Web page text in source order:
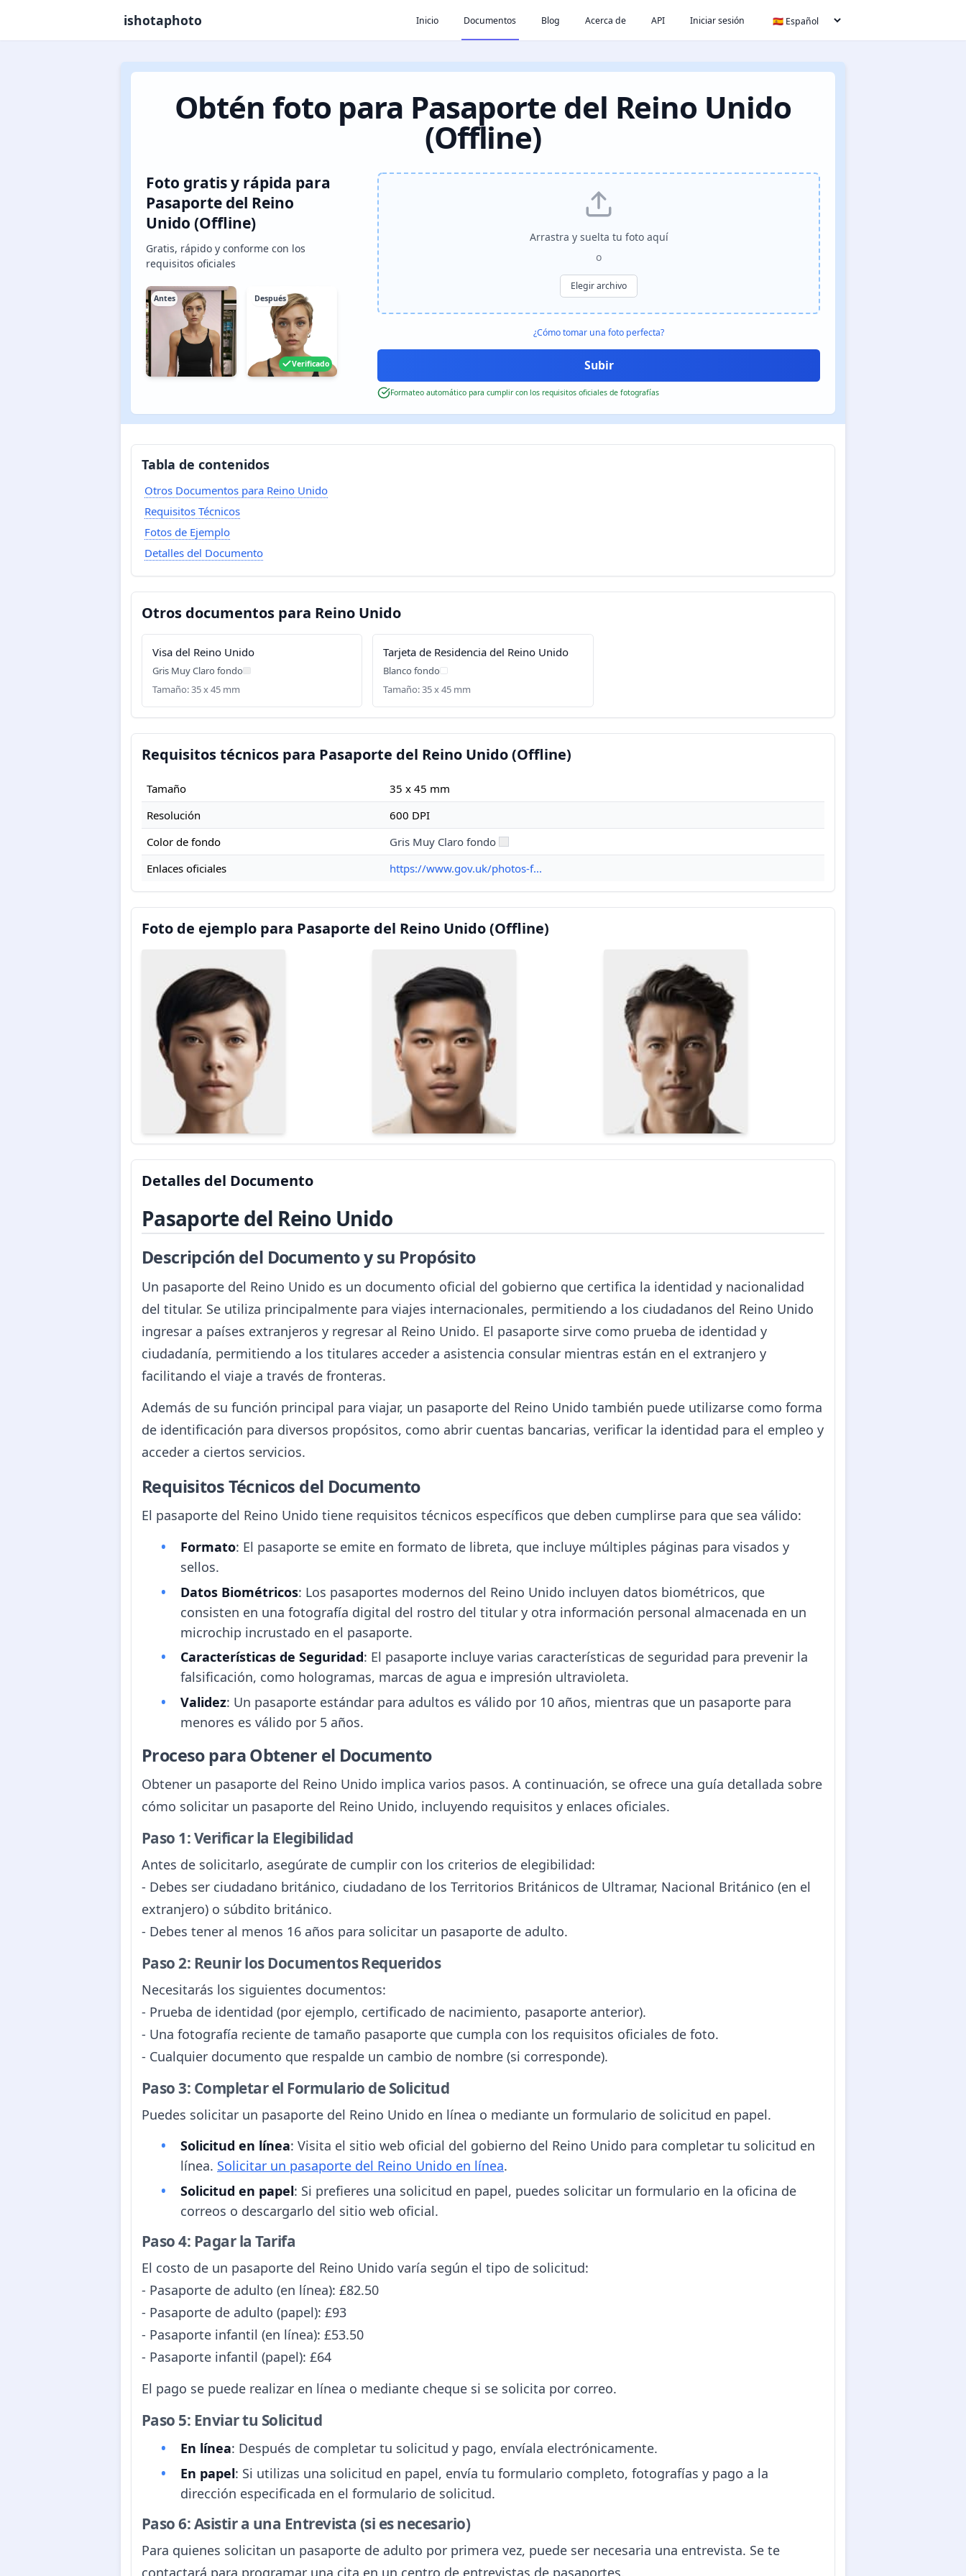
ishotaphoto Inicio Documentos Blog Acerca de API Iniciar sesión
Obtén foto para Pasaporte del Reino Unido
(Offline)
Foto gratis y rápida para
Pasaporte del Reino
Unido (Offline)
Gratis, rápido y conforme con los
requisitos oficiales
Antes Después
Verificado
Arrastra y suelta tu foto aquí
o
Elegir archivo
¿Cómo tomar una foto perfecta?
Formateo automático para cumplir con los requisitos oficiales de fotografías
Tabla de contenidos
Otros Documentos para Reino Unido
Requisitos Técnicos
Fotos de Ejemplo
Detalles del Documento
Otros documentos para Reino Unido
Visa del Reino Unido
Gris Muy Claro fondo
Tamaño: 35 x 45 mm
Tarjeta de Residencia del Reino Unido
Blanco fondo
Tamaño: 35 x 45 mm
Requisitos técnicos para Pasaporte del Reino Unido (Offline)
Tamaño
35 x 45 mm
Resolución
600 DPI
Color de fondo
Gris Muy Claro fondo
Enlaces oficiales
https://www.gov.uk/photos-f...
Foto de ejemplo para Pasaporte del Reino Unido (Offline)
Detalles del Documento
Pasaporte del Reino Unido
Descripción del Documento y su Propósito
Un pasaporte del Reino Unido es un documento oficial del gobierno que certifica la identidad y nacionalidad
del titular. Se utiliza principalmente para viajes internacionales, permitiendo a los ciudadanos del Reino Unido
ingresar a países extranjeros y regresar al Reino Unido. El pasaporte sirve como prueba de identidad y
ciudadanía, permitiendo a los titulares acceder a asistencia consular mientras están en el extranjero y
facilitando el viaje a través de fronteras.
Además de su función principal para viajar, un pasaporte del Reino Unido también puede utilizarse como forma
de identificación para diversos propósitos, como abrir cuentas bancarias, verificar la identidad para el empleo y
acceder a ciertos servicios.
Requisitos Técnicos del Documento
El pasaporte del Reino Unido tiene requisitos técnicos específicos que deben cumplirse para que sea válido:
Formato: El pasaporte se emite en formato de libreta, que incluye múltiples páginas para visados y
sellos.
Datos Biométricos: Los pasaportes modernos del Reino Unido incluyen datos biométricos, que
consisten en una fotografía digital del rostro del titular y otra información personal almacenada en un
microchip incrustado en el pasaporte.
Características de Seguridad: El pasaporte incluye varias características de seguridad para prevenir la
falsificación, como hologramas, marcas de agua e impresión ultravioleta.
Validez: Un pasaporte estándar para adultos es válido por 10 años, mientras que un pasaporte para
menores es válido por 5 años.
Proceso para Obtener el Documento
Obtener un pasaporte del Reino Unido implica varios pasos. A continuación, se ofrece una guía detallada sobre
cómo solicitar un pasaporte del Reino Unido, incluyendo requisitos y enlaces oficiales.
Paso 1: Verificar la Elegibilidad
Antes de solicitarlo, asegúrate de cumplir con los criterios de elegibilidad:
- Debes ser ciudadano británico, ciudadano de los Territorios Británicos de Ultramar, Nacional Británico (en el
extranjero) o súbdito británico.
- Debes tener al menos 16 años para solicitar un pasaporte de adulto.
Paso 2: Reunir los Documentos Requeridos
Necesitarás los siguientes documentos:
- Prueba de identidad (por ejemplo, certificado de nacimiento, pasaporte anterior).
- Una fotografía reciente de tamaño pasaporte que cumpla con los requisitos oficiales de foto.
- Cualquier documento que respalde un cambio de nombre (si corresponde).
Paso 3: Completar el Formulario de Solicitud
Puedes solicitar un pasaporte del Reino Unido en línea o mediante un formulario de solicitud en papel.
Solicitud en línea: Visita el sitio web oficial del gobierno del Reino Unido para completar tu solicitud en
línea. Solicitar un pasaporte del Reino Unido en línea.
Solicitud en papel: Si prefieres una solicitud en papel, puedes solicitar un formulario en la oficina de
correos o descargarlo del sitio web oficial.
Paso 4: Pagar la Tarifa
El costo de un pasaporte del Reino Unido varía según el tipo de solicitud:
- Pasaporte de adulto (en línea): £82.50
- Pasaporte de adulto (papel): £93
- Pasaporte infantil (en línea): £53.50
- Pasaporte infantil (papel): £64
El pago se puede realizar en línea o mediante cheque si se solicita por correo.
Paso 5: Enviar tu Solicitud
En línea: Después de completar tu solicitud y pago, envíala electrónicamente.
En papel: Si utilizas una solicitud en papel, envía tu formulario completo, fotografías y pago a la
dirección especificada en el formulario de solicitud.
Paso 6: Asistir a una Entrevista (si es necesario)
Para quienes solicitan un pasaporte de adulto por primera vez, puede ser necesaria una entrevista. Se te
contactará para programar una cita en un centro de entrevistas de pasaportes.